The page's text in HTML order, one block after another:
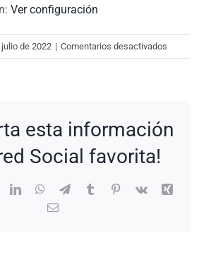
Ver configuración
de 2022 | Comentarios desactivados
New
esta información
Social favorita!
LinkedInWhatsApp
TelegramTumblrPinterest
Vk
Xing
Correo